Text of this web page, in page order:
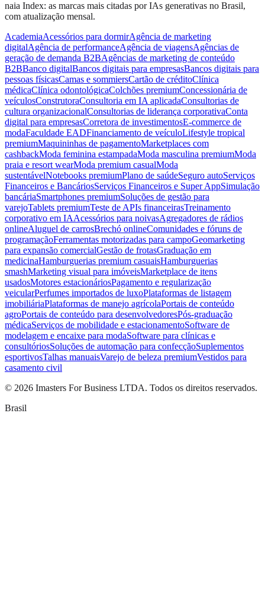
naia Index: as marcas mais citadas por IAs generativas no Brasil,
com atualização mensal.
AcademiaAcessórios para dormirAgência de marketing
digitalAgência de performanceAgência de viagensAgências de
geração de demanda B2BAgências de marketing de conteúdo
B2BBanco digitalBancos digitais para empresasBancos digitais para
pessoas físicasCamas e sommiersCartão de créditoClínica
médicaClínica odontológicaColchões premiumConcessionária de
veículosConstrutoraConsultoria em IA aplicadaConsultorias de
cultura organizacionalConsultorias de liderança corporativaConta
digital para empresasCorretora de investimentosE-commerce de
modaFaculdade EADFinanciamento de veículoLifestyle tropical
premiumMaquininhas de pagamentoMarketplaces com
cashbackModa feminina estampadaModa masculina premiumModa
praia e resort wearModa premium casualModa
sustentávelNotebooks premiumPlano de saúdeSeguro autoServiços
Financeiros e BancáriosServiços Financeiros e Super AppSimulação
bancáriaSmartphones premiumSoluções de gestão para
varejoTablets premiumTeste de APIs financeirasTreinamento
corporativo em IAAcessórios para noivasAgregadores de rádios
onlineAluguel de carrosBrechó onlineComunidades e fóruns de
programaçãoFerramentas motorizadas para campoGeomarketing
para expansão comercialGestão de frotasGraduação em
medicinaHamburguerias premium casuaisHamburguerias
smashMarketing visual para imóveisMarketplace de itens
usadosMotores estacionáriosPagamento e regularização
veicularPerfumes importados de luxoPlataformas de listagem
imobiliáriaPlataformas de manejo agrícolaPortais de conteúdo
agroPortais de conteúdo para desenvolvedoresPós-graduação
médicaServiços de mobilidade e estacionamentoSoftware de
modelagem e encaixe para modaSoftware para clínicas e
consultóriosSoluções de automação para confecçãoSuplementos
esportivosTalhas manuaisVarejo de beleza premiumVestidos para
casamento civil
© 2026 Imasters For Business LTDA. Todos os direitos reservados.
Brasil